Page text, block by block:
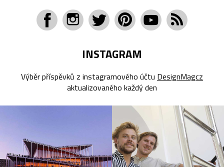
INSTAGRAM
Výběr příspěvků z instagramového účtu DesignMagcz
aktualizovaného každý den